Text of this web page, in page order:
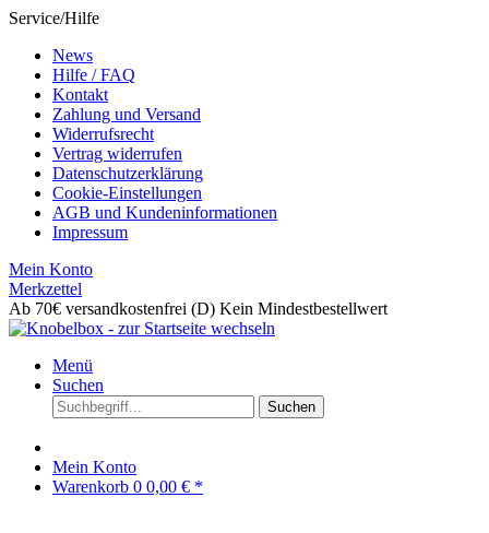
Service/Hilfe
News
Hilfe / FAQ
Kontakt
Zahlung und Versand
Widerrufsrecht
Vertrag widerrufen
Datenschutzerklärung
Cookie-Einstellungen
AGB und Kundeninformationen
Impressum
Mein Konto
Merkzettel
Ab 70€ versandkostenfrei (D) Kein Mindestbestellwert
Menü
Suchen
Suchen
Mein Konto
Warenkorb 0 0,00 € *